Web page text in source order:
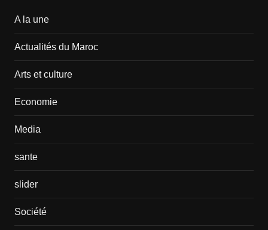
A la une
Actualités du Maroc
Arts et culture
Economie
Media
sante
slider
Société